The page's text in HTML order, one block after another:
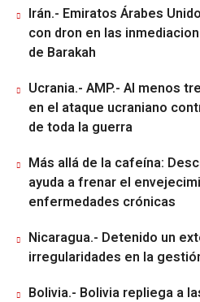
Irán.- Emiratos Árabes
con dron en las
de Barakah
Ucrania.- AMP.- Al menos
en el ataque ucraniano
de toda la guerra
Más allá de la cafeína:
ayuda a frenar el
enfermedades crónicas
Nicaragua.- Detenido un
irregularidades en la
Bolivia.- Bolivia repliega a